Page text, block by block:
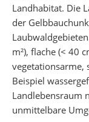
Landhabitat. Die
der
m²), flache (< 40
vegetationsarme,
Beispiel
Landlebensraum
unmittelbare